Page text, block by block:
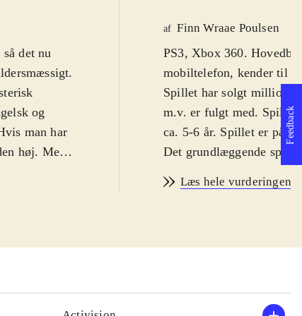
det nu
og
man har
høj. Men
spil
her krydret
har
af Finn Wraae Poulsen
PS3, Xbox 360.
mobiltelefon, kender til
Spillet har solgt millioner
m.v. er fulgt med. Spillet
ca. 5-6 år. Spillet er på
Det grundlæggende
vinklen. Man bruger
selvfølgelig hhv. Rebel
ting gennem luften,
tilintetgøre blokke og
Læs hele vurderingen
Feedback